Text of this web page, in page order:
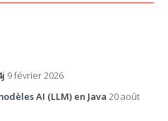
9 février 2026
AI (LLM) en Java 20 août